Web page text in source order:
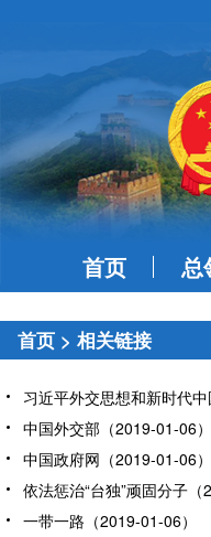
首页 总
首页 > 相关链接
习近平外交思想和新时代
中国外交部（2019-01-06）
中国政府网（2019-01-06）
依法惩治“台独”顽固分子（
一带一路（2019-01-06）